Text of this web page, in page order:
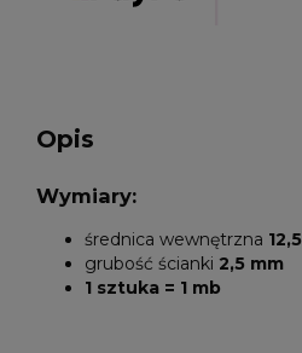
Opis
Wymiary:
średnica wewnętrzna 12,5
grubość ścianki 2,5 mm
1 sztuka = 1 mb